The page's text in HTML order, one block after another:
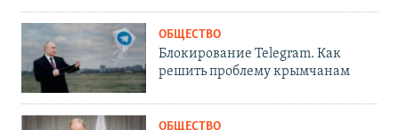
ОБЩЕСТВО
Блокирование Telegram. Как
решить проблему крымчанам
ОБЩЕСТВО